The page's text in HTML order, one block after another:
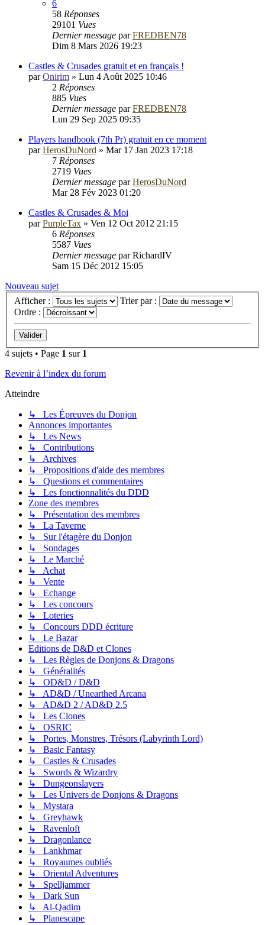
6
58 Réponses
29101 Vues
Dernier message parFREDBEN78
Dim 8 Mars 2026 19:23
Castles & Crusades gratuit et en français !
parOnirim » Lun 4 Août 2025 10:46
2 Réponses
885 Vues
Dernier message parFREDBEN78
Lun 29 Sep 2025 09:35
Players handbook (7th Pr) gratuit en ce moment
parHerosDuNord » Mar 17 Jan 2023 17:18
7 Réponses
2719 Vues
Dernier message parHerosDuNord
Mar 28 Fév 2023 01:20
Castles & Crusades & Moi
parPurpleTax » Ven 12 Oct 2012 21:15
6 Réponses
5587 Vues
Dernier message parRichardIV
Sam 15 Déc 2012 15:05
Nouveau sujet
Afficher :
Trier par :
Ordre :
4 sujets • Page 1 sur 1
Revenir à l’index du forum
Atteindre
↳ Les Épreuves du Donjon
Annonces importantes
↳ Les News
↳ Contributions
↳ Archives
↳ Propositions d'aide des membres
↳ Questions et commentaires
↳ Les fonctionnalités du DDD
Zone des membres
↳ Présentation des membres
↳ La Taverne
↳ Sur l'étagère du Donjon
↳ Sondages
↳ Le Marché
↳ Achat
↳ Vente
↳ Echange
↳ Les concours
↳ Loteries
↳ Concours DDD écriture
↳ Le Bazar
Editions de D&D et Clones
↳ Les Règles de Donjons & Dragons
↳ Généralités
↳ OD&D / D&D
↳ AD&D / Unearthed Arcana
↳ AD&D 2 / AD&D 2.5
↳ Les Clones
↳ OSRIC
↳ Portes, Monstres, Trésors (Labyrinth Lord)
↳ Basic Fantasy
↳ Castles & Crusades
↳ Swords & Wizardry
↳ Dungeonslayers
↳ Les Univers de Donjons & Dragons
↳ Mystara
↳ Greyhawk
↳ Ravenloft
↳ Dragonlance
↳ Lankhmar
↳ Royaumes oubliés
↳ Oriental Adventures
↳ Spelljammer
↳ Dark Sun
↳ Al-Qadim
↳ Planescape